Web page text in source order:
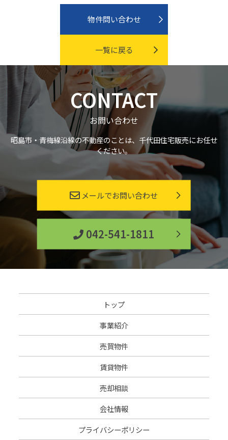
物件問い合わせ
一覧に戻る
CONTACT
お問い合わせ
昭島市・青梅線沿線の不動産のことは、千代田住宅販売にお任せ
ください。
メールでお問い合わせ
042-541-1811
トップ
事業紹介
売買物件
賃貸物件
売却相談
会社情報
プライバシーポリシー